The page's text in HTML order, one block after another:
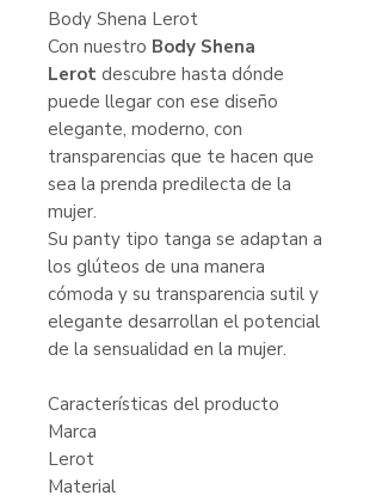
Body Shena Lerot
Con nuestro Body Shena
Lerot descubre hasta dónde
puede llegar con ese diseño
elegante, moderno, con
transparencias que te hacen que
sea la prenda predilecta de la
mujer.
Su panty tipo tanga se adaptan a
los glúteos de una manera
cómoda y su transparencia sutil y
elegante desarrollan el potencial
de la sensualidad en la mujer.
Características del producto
Marca
Lerot
Material